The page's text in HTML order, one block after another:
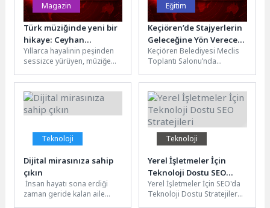
Magazin
Türk müziğinde yeni bir
hikaye: Ceyhan
Yılmaz’dan ‘Gözlerinin
Derininde’
Yıllarca hayalinin peşinden
sessizce yürüyen, müziğe
zaman vazgeçmeyen Ceyhan
Yılmaz, yeni teklisi...
Eğitim
Keçiören’de Stajyerlerin
Geleceğine Yön Verecek
Eğitim
Keçiören Belediyesi Meclis
Toplantı Salonu’nda
motivasyon ve farkındalık
odaklı bir eğitim programı
düzenlendi....
Teknoloji
Dijital mirasınıza sahip
çıkın
İnsan hayatı sona erdiği
zaman geride kalan aile
Teknoloji
Yerel İşletmeler İçin
Teknoloji Dostu SEO
Stratejileri
Yerel İşletmeler İçin SEO'da
Teknoloji Dostu Stratejiler